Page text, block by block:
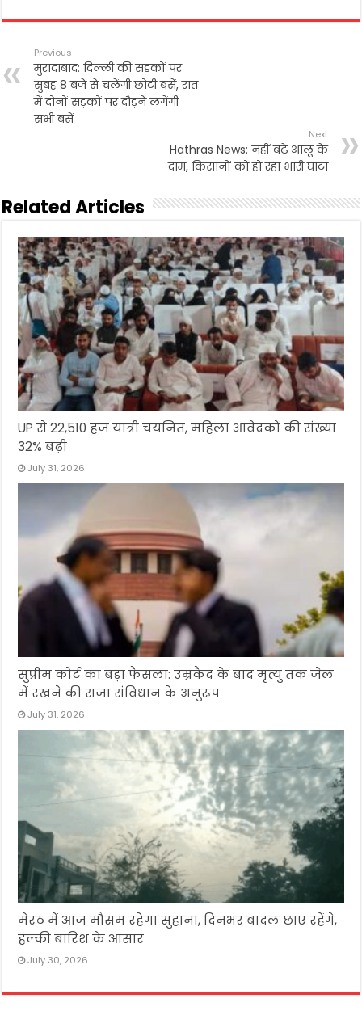
e
o
o
k
t
e
r
i
t
A
p
p
n
r
Previous
मुरादाबाद: दिल्ली की सड़कों पर
सुबह 8 बजे से चलेंगी छोटी बसें, रात
में दोनों सड़कों पर दौड़ने लगेंगी
सभी बसें
Next
Hathras News: नहीं बढ़े आलू के
दाम, किसानों को हो रहा भारी घाटा
Related Articles
UP से 22,510 हज यात्री चयनित, महिला आवेदकों की संख्या
32% बढ़ी
July 31, 2026
सुप्रीम कोर्ट का बड़ा फैसला: उम्रकैद के बाद मृत्यु तक जेल
में रखने की सजा संविधान के अनुरूप
July 31, 2026
मेरठ में आज मौसम रहेगा सुहाना, दिनभर बादल छाए रहेंगे,
हल्की बारिश के आसार
July 30, 2026